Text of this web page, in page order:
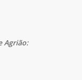
Agrião: